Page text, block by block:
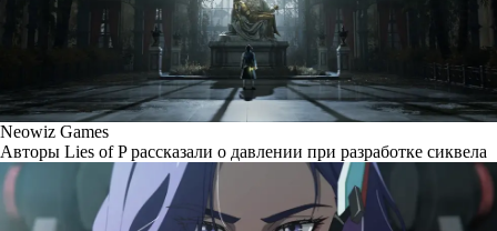
Neowiz Games
Авторы Lies of P рассказали о давлении при разработке сиквела